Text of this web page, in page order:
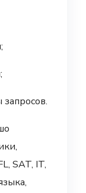
SAT, IT,